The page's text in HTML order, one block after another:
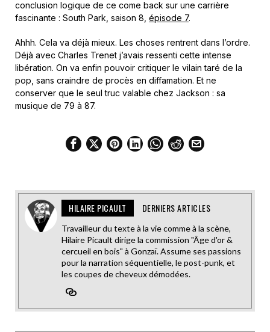
conclusion logique de ce come back sur une carrière
fascinante : South Park, saison 8, épisode 7.
Ahhh. Cela va déjà mieux. Les choses rentrent dans l’ordre.
Déjà avec Charles Trenet j’avais ressenti cette intense
libération. On va enfin pouvoir critiquer le vilain taré de la
pop, sans craindre de procès en diffamation. Et ne
conserver que le seul truc valable chez Jackson : sa
musique de 79 à 87.
HILAIRE PICAULT DERNIERS ARTICLES
Travailleur du texte à la vie comme à la scène,
Hilaire Picault dirige la commission "Âge d'or &
cercueil en bois" à Gonzaï. Assume ses passions
pour la narration séquentielle, le post-punk, et
les coupes de cheveux démodées.